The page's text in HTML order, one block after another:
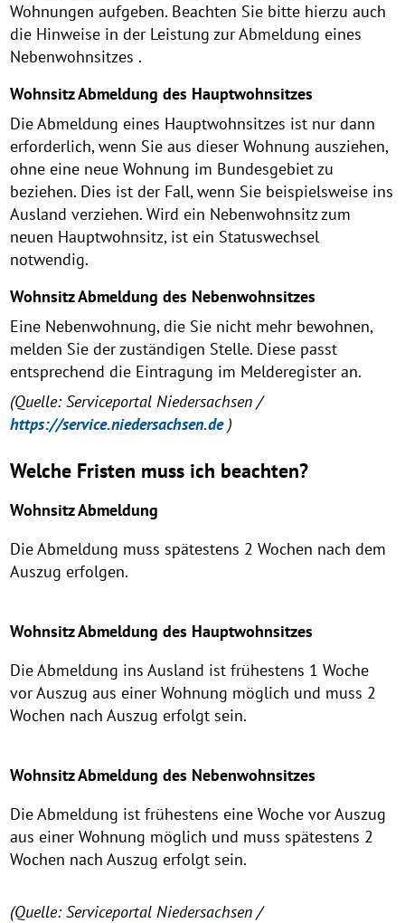
Wohnungen aufgeben. Beachten Sie bitte hierzu auch
die Hinweise in der Leistung zur Abmeldung eines
Nebenwohnsitzes .
Wohnsitz Abmeldung des Hauptwohnsitzes
Die Abmeldung eines Hauptwohnsitzes ist nur dann
erforderlich, wenn Sie aus dieser Wohnung ausziehen,
ohne eine neue Wohnung im Bundesgebiet zu
beziehen. Dies ist der Fall, wenn Sie beispielsweise ins
Ausland verziehen. Wird ein Nebenwohnsitz zum
neuen Hauptwohnsitz, ist ein Statuswechsel
notwendig.
Wohnsitz Abmeldung des Nebenwohnsitzes
Eine Nebenwohnung, die Sie nicht mehr bewohnen,
melden Sie der zuständigen Stelle. Diese passt
entsprechend die Eintragung im Melderegister an.
(Quelle: Serviceportal Niedersachsen /
https://service.niedersachsen.de)
Welche Fristen muss ich beachten?
Wohnsitz Abmeldung
Die Abmeldung muss spätestens 2 Wochen nach dem
Auszug erfolgen.
Wohnsitz Abmeldung des Hauptwohnsitzes
Die Abmeldung ins Ausland ist frühestens 1 Woche
vor Auszug aus einer Wohnung möglich und muss 2
Wochen nach Auszug erfolgt sein.
Wohnsitz Abmeldung des Nebenwohnsitzes
Die Abmeldung ist frühestens eine Woche vor Auszug
aus einer Wohnung möglich und muss spätestens 2
Wochen nach Auszug erfolgt sein.
(Quelle: Serviceportal Niedersachsen /